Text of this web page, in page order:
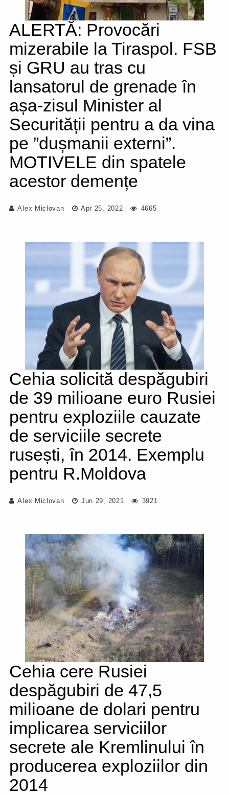
ALERTĂ: Provocări
mizerabile la Tiraspol. FSB
și GRU au tras cu
lansatorul de grenade în
așa-zisul Minister al
Securității pentru a da vina
pe ”dușmanii externi”.
MOTIVELE din spatele
acestor demențe
Alex Miclovan Apr 25, 2022 4665
Cehia solicită despăgubiri
de 39 milioane euro Rusiei
pentru exploziile cauzate
de serviciile secrete
rusești, în 2014. Exemplu
pentru R.Moldova
Alex Miclovan Jun 29, 2021 3921
Cehia cere Rusiei
despăgubiri de 47,5
milioane de dolari pentru
implicarea serviciilor
secrete ale Kremlinului în
producerea exploziilor din
2014